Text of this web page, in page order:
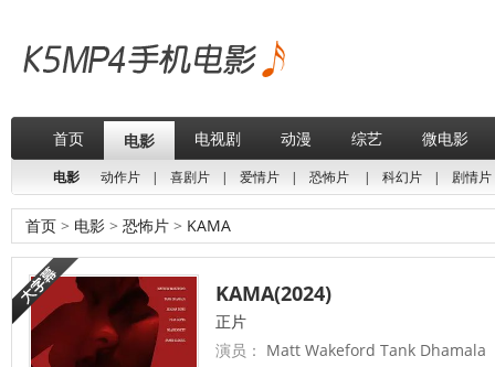
首页 电影 电视剧 动漫 综艺 微电影
电影 动作片 | 喜剧片 | 爱情片 | 恐怖片 | 科幻片 | 剧情片
首页 > 电影 > 恐怖片 > KAMA
KAMA(2024)
正片
演员： Matt Wakeford Tank Dhamala